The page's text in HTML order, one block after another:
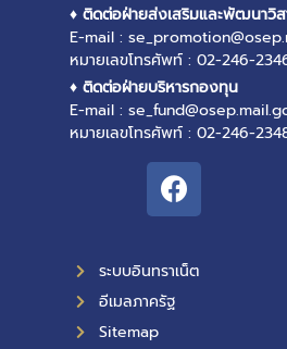
♦ ติดต่อฝ่ายส่งเสริมและพัฒนาวิ
E-mail :
หมายเลขโทรศัพท์ : 02-246-
♦ ติดต่อฝ่ายบริหารกองทุน
E-mail :
หมายเลขโทรศัพท์ : 02-246-
ระบบอินทราเน็ต
อีเมลภาครัฐ
Sitemap